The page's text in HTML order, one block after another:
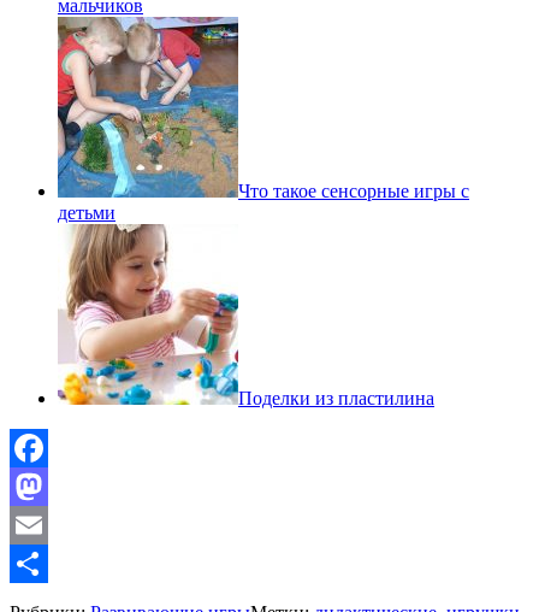
мальчиков
Что такое сенсорные игры с
детьми
Поделки из пластилина
Facebook
Mastodon
Email
Отправить